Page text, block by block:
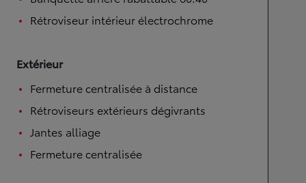
Rétroviseur intérieur électrochrome
Extérieur
Fermeture centralisée à distance
Rétroviseurs extérieurs dégivrants
Jantes alliage
Fermeture centralisée